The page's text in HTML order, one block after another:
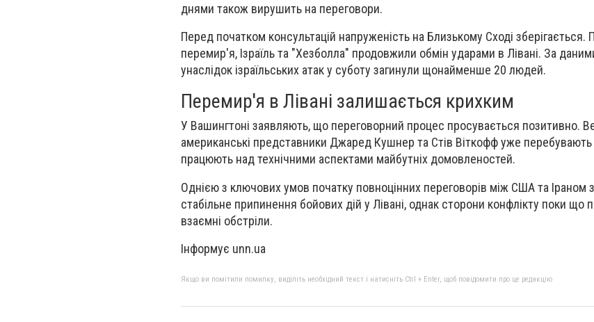
днями також вирушить на переговори.
Перед початком консультацій напруженість на Близькому Сході
перемир'я, Ізраїль та "Хезболла" продовжили обмін ударами в Лівані. За
унаслідок ізраїльських атак у суботу загинули щонайменше 20 людей.
Перемир'я в Лівані залишається крихким
У Вашингтоні заявляють, що переговорний процес просувається позитивно.
американські представники Джаред Кушнер та Стів Віткофф уже перебувають
працюють над технічними аспектами майбутніх домовленостей.
Однією з ключових умов початку повноцінних переговорів між США та Іраном
стабільне припинення бойових дій у Лівані, однак сторони конфлікту поки що
взаємні обстріли.
Інформує unn.ua
Якщо ви помітили помилку, виділіть необхідний текст і натисніть Ctrl + Enter, щоб повідомити про це редакцію